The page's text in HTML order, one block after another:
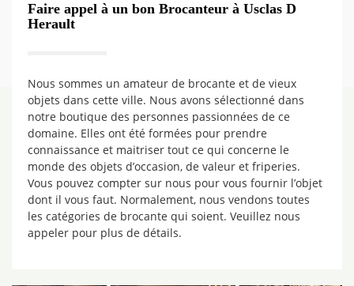
Faire appel à un bon Brocanteur à Usclas D
Herault
Nous sommes un amateur de brocante et de vieux
objets dans cette ville. Nous avons sélectionné dans
notre boutique des personnes passionnées de ce
domaine. Elles ont été formées pour prendre
connaissance et maitriser tout ce qui concerne le
monde des objets d’occasion, de valeur et friperies.
Vous pouvez compter sur nous pour vous fournir l’objet
dont il vous faut. Normalement, nous vendons toutes
les catégories de brocante qui soient. Veuillez nous
appeler pour plus de détails.